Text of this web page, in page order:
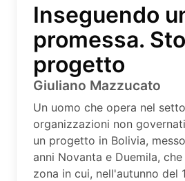
Inseguendo
promessa.
progetto
Giuliano Mazzucato
Un uomo che opera nel
organizzazioni non
un progetto in Bolivia,
anni Novanta e Duemila,
zona in cui, nell'autunno del